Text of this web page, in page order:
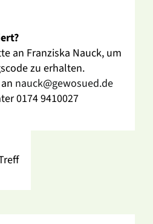
an Fran­ziska Nauck, um
zu erhalten.
nauck@gewosued.de
0174 9410027